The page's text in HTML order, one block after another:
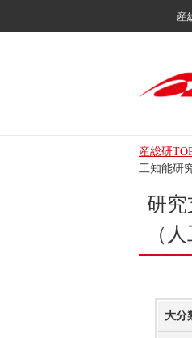
産
産総研
工知能研
研究
（
大分